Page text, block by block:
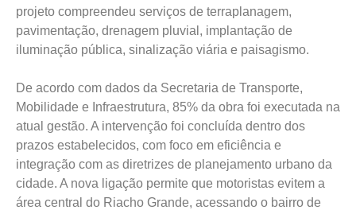
projeto compreendeu serviços de terraplanagem,
pavimentação, drenagem pluvial, implantação de
iluminação pública, sinalização viária e paisagismo.
De acordo com dados da Secretaria de Transporte,
Mobilidade e Infraestrutura, 85% da obra foi executada na
atual gestão. A intervenção foi concluída dentro dos
prazos estabelecidos, com foco em eficiência e
integração com as diretrizes de planejamento urbano da
cidade. A nova ligação permite que motoristas evitem a
área central do Riacho Grande, acessando o bairro de